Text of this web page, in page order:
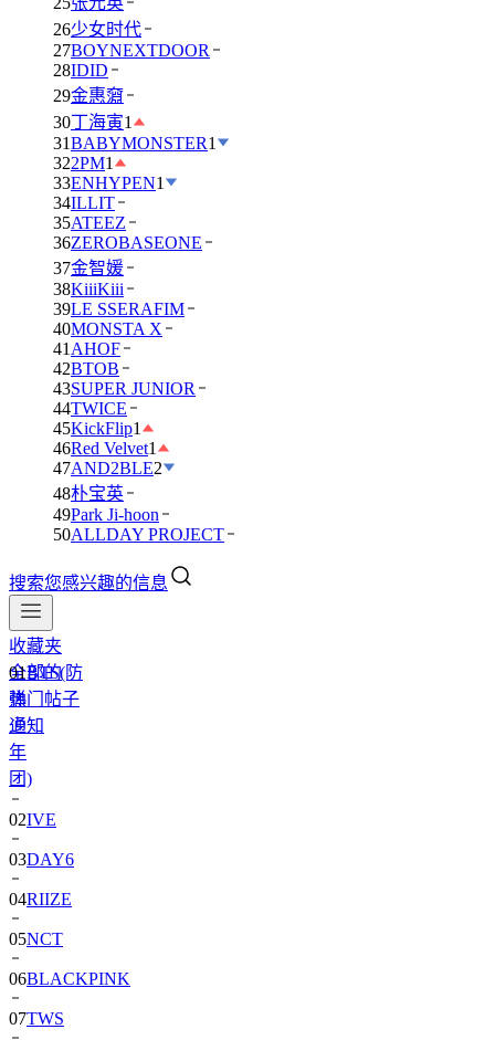
26少女时代
27BOYNEXTDOOR
28IDID
29金惠奫
30丁海寅1
31BABYMONSTER1
322PM1
33ENHYPEN1
34ILLIT
35ATEEZ
36ZEROBASEONE
37金智媛
38KiiiKiii
39LE SSERAFIM
40MONSTA X
41 AHOF
42BTOB
43SUPER JUNIOR
44TWICE
45KickFlip1
46Red Velvet1
47AND2BLE2
48朴宝英
49Park Ji-hoon
50ALLDAY PROJECT
搜索您感兴趣的信息
收藏夹
全部的
热门帖子
通知
01BTS(防
弹
少
年
团)
02IVE
03DAY6
04RIIZE
05NCT
06BLACKPINK
07TWS